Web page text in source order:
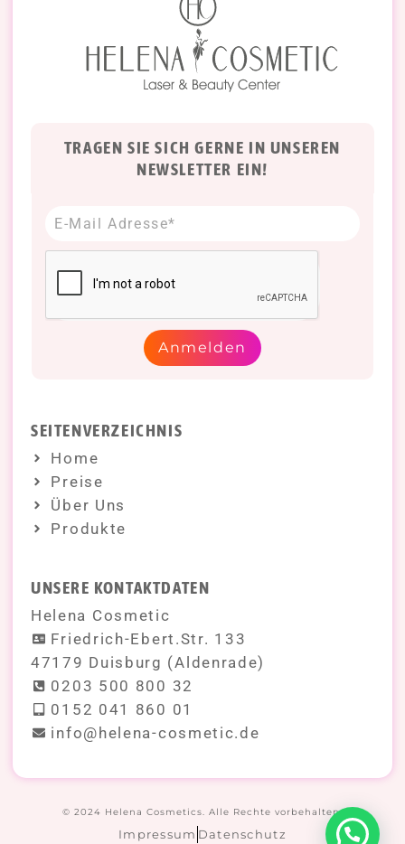
TRAGEN SIE SICH GERNE IN UNSEREN
NEWSLETTER EIN!
Anmelden
SEITENVERZEICHNIS
Home
Preise
Über Uns
Produkte
UNSERE KONTAKTDATEN
Helena Cosmetic
Friedrich-Ebert.Str. 133
47179 Duisburg (Aldenrade)
0203 500 800 32
0152 041 860 01
info@helena-cosmetic.de
© 2024 Helena Cosmetics. Alle Rechte vorbehalten.
Impressum Datenschutz